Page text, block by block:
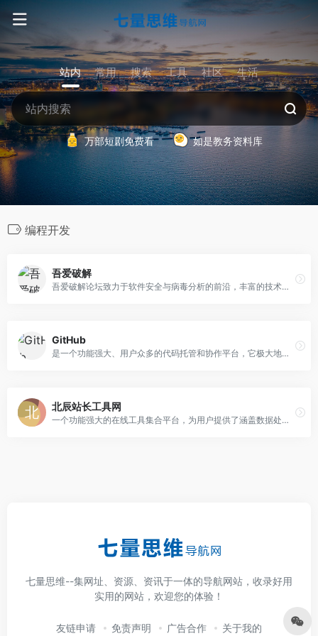
站内 常用 搜索 工具 社区 生活
万部短剧免费看 如是教务资料库
编程开发
吾爱破解
吾爱破解论坛致力于软件安全与病毒分析的前沿，丰富的技术版块交相辉映，由无数热衷于软件加密解密及反病毒爱好者共同维护。
GitHub
是一个功能强大、用户众多的代码托管和协作平台，它极大地促进了全球范围内的软件开发和协作。
北辰站长工具网
一个功能强大的在线工具集合平台，为用户提供了涵盖数据处理、代码格式化、加解密编码、网络工具、计算工具以及其他实用工具等多方面的服务。
七量思维--集网址、资源、资讯于一体的导航网站，收录好用
实用的网站，欢迎您的体验！
友链申请 免责声明 广告合作 关于我的